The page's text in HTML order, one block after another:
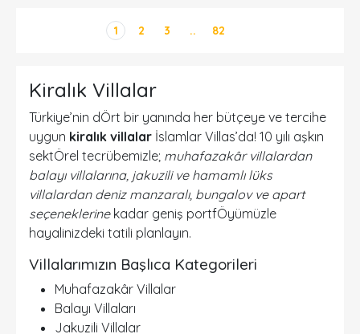
1 2 3 .. 82
Kiralık Villalar
Türkiye’nin dÖrt bir yanında her bütçeye ve tercihe
uygun kiralık villalar İslamlar Villas’da! 10 yılı aşkın
sektÖrel tecrübemizle; muhafazakâr villalardan
balayı villalarına, jakuzili ve hamamlı lüks
villalardan deniz manzaralı, bungalov ve apart
seçeneklerinekadar geniş portfÖyümüzle
hayalinizdeki tatili planlayın.
Villalarımızın Başlıca Kategorileri
Muhafazakâr Villalar
Balayı Villaları
Jakuzili Villalar